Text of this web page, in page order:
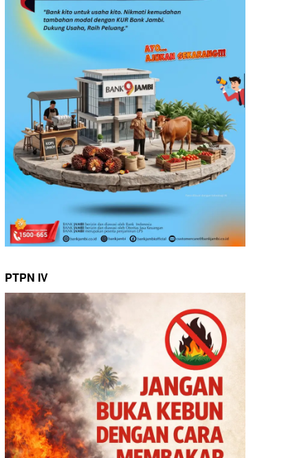
PTPN IV